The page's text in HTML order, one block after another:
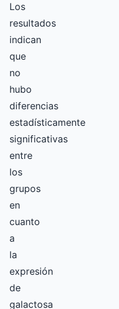
Los
resultados
indican
que
no
hubo
diferencias
estadísticamente
significativas
entre
los
grupos
en
cuanto
a
la
expresión
de
galactosa